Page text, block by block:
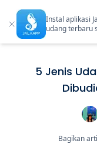
Instal aplikasi
udang terbaru
5 Jenis
Bagikan